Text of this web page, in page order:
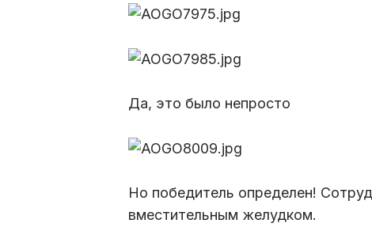
Да, это было непросто
Но победитель определен!
вместительным желудком.